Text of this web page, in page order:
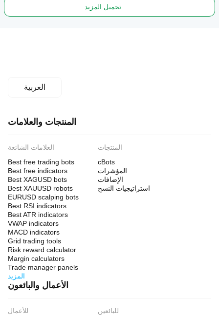
تحميل المزيد
العربية
المنتجات والعلامات
العلامات الشائعة
Best free trading bots
Best free indicators
Best XAGUSD bots
Best XAUUSD robots
EURUSD scalping bots
Best RSI indicators
Best ATR indicators
VWAP indicators
MACD indicators
Grid trading tools
Risk reward calculator
Margin calculators
Trade manager panels
المزيد
المنتجات
cBots
المؤشرات
الإضافات
استراتيجيات النسخ
الأعمال والبائعون
للأعمال
للبائعين